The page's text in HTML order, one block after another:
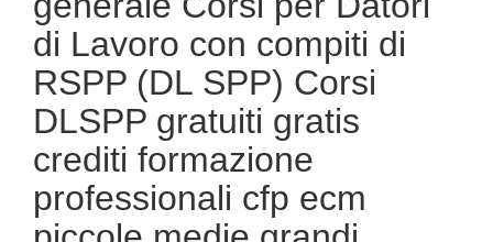
di Lavoro con compiti di
RSPP (DL SPP) Corsi
DLSPP gratuiti gratis
crediti formazione
professionali cfp ecm